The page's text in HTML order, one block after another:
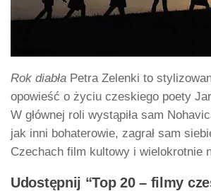
Rok diabła Petra Zelenki to
opowieść o życiu czeskiego poety
W głównej roli wystąpiła sam
jak inni bohaterowie, zagrał sam
Czechach film kultowy i wielokrotnie
Udostępnij “Top 20 – filmy